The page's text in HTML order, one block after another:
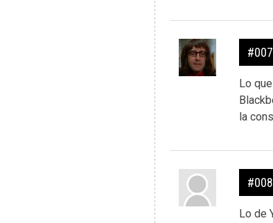
#007
Lo
la
#008
Lo de